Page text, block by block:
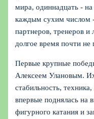
мира, одиннадцать -
каждым сухим числом
партнеров, тренеров
долгое время почти не
Первые крупные
Алексеем Улановым.
стабильность,
впервые поднялась на
фигурного катания и